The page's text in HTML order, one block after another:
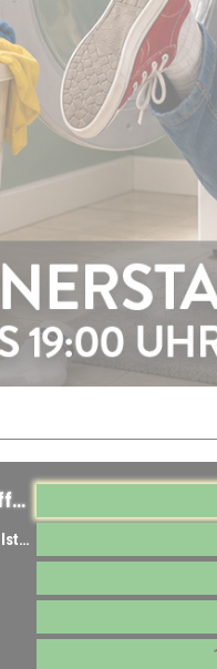
1. Die dreiköpfigen Affen
2. Die perforierten Pufflolsterfolien